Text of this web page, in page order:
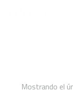
Mostrando el